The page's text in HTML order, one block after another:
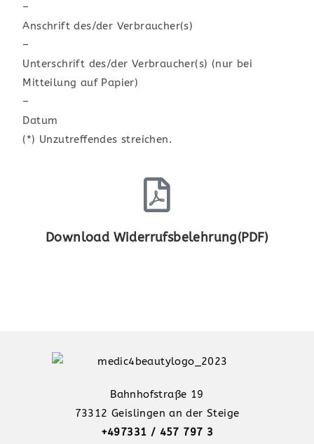
–
Anschrift des/der Verbraucher(s)
–
Unterschrift des/der Verbraucher(s) (nur bei
Mitteilung auf Papier)
–
Datum
(*) Unzutreffendes streichen.
Download Widerrufsbelehrung(PDF)
Bahnhofstraße 19
73312 Geislingen an der Steige
+497331 / 457 797 3